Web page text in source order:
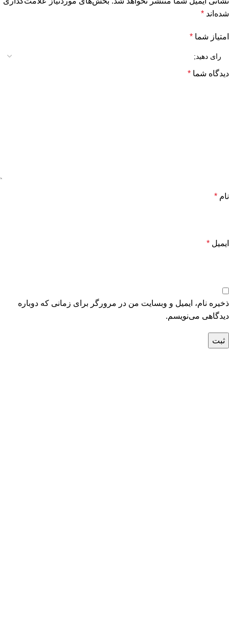
شده‌اند *
امتیاز شما *
دیدگاه شما *
نام *
ایمیل *
ذخیره نام، ایمیل و وبسایت من در مرورگر برای زمانی که دوباره
دیدگاهی می‌نویسم.